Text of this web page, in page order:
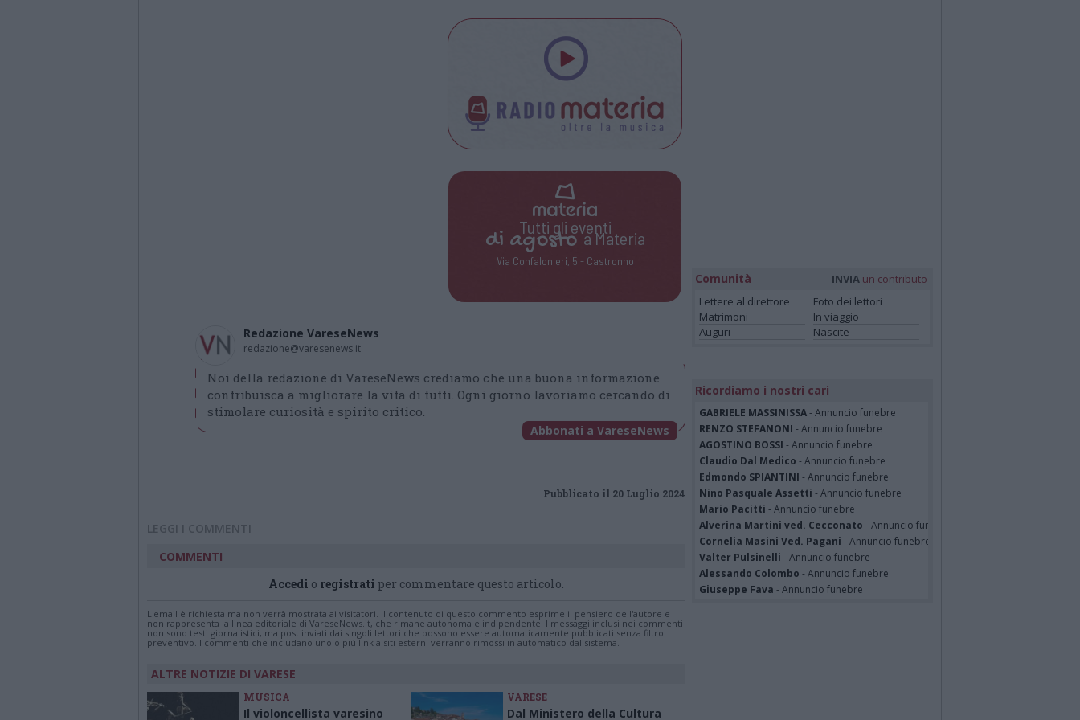
Tutti gli eventi
di agostoa Materia
Via Confalonieri, 5 - Castronno
Redazione VareseNews
redazione@varesenews.it
Noi della redazione di VareseNews crediamo che una buona informazione
contribuisca a migliorare la vita di tutti. Ogni giorno lavoriamo cercando di
stimolare curiosità e spirito critico.
Abbonati a VareseNews
Pubblicato il 20 Luglio 2024
LEGGI I COMMENTI
COMMENTI
Accedi o registrati per commentare questo articolo.
L'email è richiesta ma non verrà mostrata ai visitatori. Il contenuto di questo commento esprime il pensiero dell'autore e
non rappresenta la linea editoriale di VareseNews.it, che rimane autonoma e indipendente. I messaggi inclusi nei commenti
non sono testi giornalistici, ma post inviati dai singoli lettori che possono essere automaticamente pubblicati senza filtro
preventivo. I commenti che includano uno o più link a siti esterni verranno rimossi in automatico dal sistema.
ALTRE NOTIZIE DI VARESE
MUSICA
Il violoncellista varesino
VARESE
Dal Ministero della Cultura
Comunità INVIA un contributo
Lettere al direttore
Foto dei lettori
Matrimoni
In viaggio
Auguri
Nascite
Ricordiamo i nostri cari
GABRIELE MASSINISSA- Annuncio funebre
RENZO STEFANONI - Annuncio funebre
AGOSTINO BOSSI - Annuncio funebre
Claudio Dal Medico - Annuncio funebre
Edmondo SPIANTINI - Annuncio funebre
Nino Pasquale Assetti - Annuncio funebre
Mario Pacitti - Annuncio funebre
Alverina Martini ved. Cecconato - Annuncio funebre
Cornelia Masini Ved. Pagani - Annuncio funebre
Valter Pulsinelli - Annuncio funebre
Alessando Colombo - Annuncio funebre
Giuseppe Fava - Annuncio funebre